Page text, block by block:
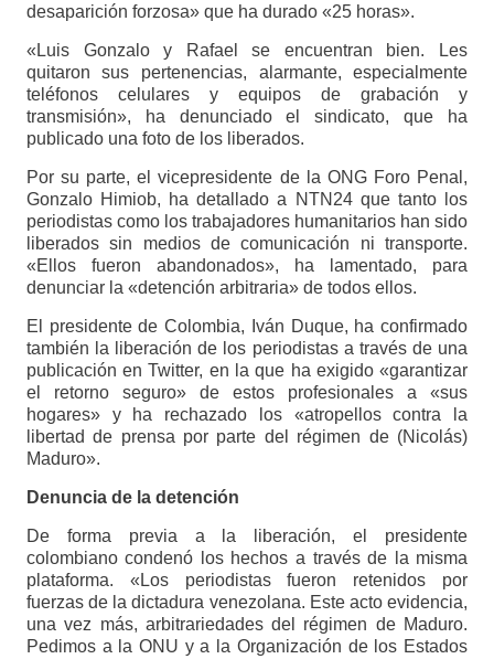
desaparición forzosa» que ha durado «25 horas».
«Luis Gonzalo y Rafael se encuentran bien. Les
quitaron sus pertenencias, alarmante, especialmente
teléfonos celulares y equipos de grabación y
transmisión», ha denunciado el sindicato, que ha
publicado una foto de los liberados.
Por su parte, el vicepresidente de la ONG Foro Penal,
Gonzalo Himiob, ha detallado a NTN24 que tanto los
periodistas como los trabajadores humanitarios han sido
liberados sin medios de comunicación ni transporte.
«Ellos fueron abandonados», ha lamentado, para
denunciar la «detención arbitraria» de todos ellos.
El presidente de Colombia, Iván Duque, ha confirmado
también la liberación de los periodistas a través de una
publicación en Twitter, en la que ha exigido «garantizar
el retorno seguro» de estos profesionales a «sus
hogares» y ha rechazado los «atropellos contra la
libertad de prensa por parte del régimen de (Nicolás)
Maduro».
Denuncia de la detención
De forma previa a la liberación, el presidente
colombiano condenó los hechos a través de la misma
plataforma. «Los periodistas fueron retenidos por
fuerzas de la dictadura venezolana. Este acto evidencia,
una vez más, arbitrariedades del régimen de Maduro.
Pedimos a la ONU y a la Organización de los Estados